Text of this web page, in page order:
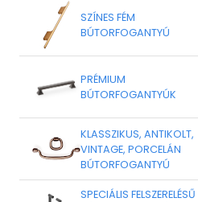
SZÍNES FÉM
BÚTORFOGANTYÚ
PRÉMIUM
BÚTORFOGANTYÚK
KLASSZIKUS, ANTIKOLT,
VINTAGE, PORCELÁN
BÚTORFOGANTYÚ
SPECIÁLIS FELSZERELÉSŰ